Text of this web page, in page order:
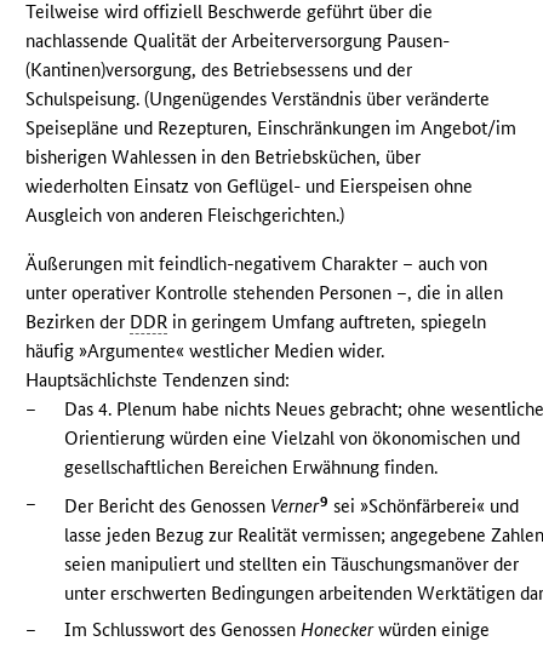
Teilweise wird offiziell Beschwerde geführt über die
nachlassende Qualität der Arbeiterversorgung Pausen-
(Kantinen)versorgung, des Betriebsessens und der
Schulspeisung. (Ungenügendes Verständnis über veränderte
Speisepläne und Rezepturen, Einschränkungen im Angebot/im
bisherigen Wahlessen in den Betriebsküchen, über
wiederholten Einsatz von Geflügel- und Eierspeisen ohne
Ausgleich von anderen Fleischgerichten.)
Äußerungen mit feindlich-negativem Charakter – auch von
unter operativer Kontrolle stehenden Personen –, die in allen
Bezirken der DDR in geringem Umfang auftreten, spiegeln
häufig »Argumente« westlicher Medien wider.
Hauptsächlichste Tendenzen sind:
–
Das 4. Plenum habe nichts Neues gebracht; ohne
Orientierung würden eine Vielzahl von ökonomischen und
gesellschaftlichen Bereichen Erwähnung finden.
–
Der Bericht des Genossen Verner9 sei »Schönfärberei« und
lasse jeden Bezug zur Realität vermissen; angegebene
seien manipuliert und stellten ein Täuschungsmanöver der
unter erschwerten Bedingungen arbeitenden Werktätigen
–
Im Schlusswort des GenossenHoneckerwürden einige